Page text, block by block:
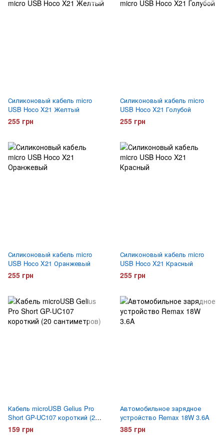
Силиконовый кабель micro
USB Hoco X21 Желтый
255 грн
Силиконовый кабель micro
USB Hoco X21 Голубой
255 грн
Силиконовый кабель micro
USB Hoco X21 Оранжевый
255 грн
Силиконовый кабель micro
USB Hoco X21 Красный
255 грн
Кабель microUSB Gelius Pro
Short GP-UC107 короткий (20
сантиметров)
159 грн
Автомобильное зарядное
устройство Remax 18W 3.6A
385 грн